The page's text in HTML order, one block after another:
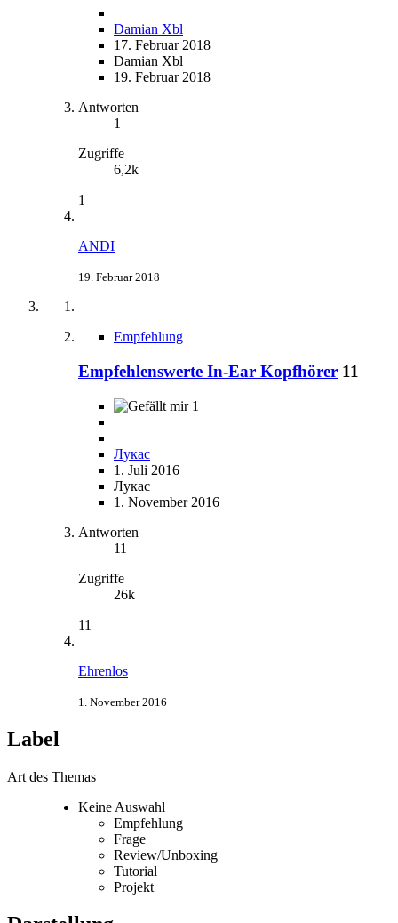
Damian Xbl
17. Februar 2018
Damian Xbl
19. Februar 2018
Antworten
1
Zugriffe
6,2k
1
ANDI
19. Februar 2018
Empfehlung
Empfehlenswerte In-Ear Kopfhörer 11
1
Лукас
1. Juli 2016
Лукас
1. November 2016
Antworten
11
Zugriffe
26k
11
Ehrenlos
1. November 2016
Label
Art des Themas
Keine Auswahl
Empfehlung
Frage
Review/Unboxing
Tutorial
Projekt